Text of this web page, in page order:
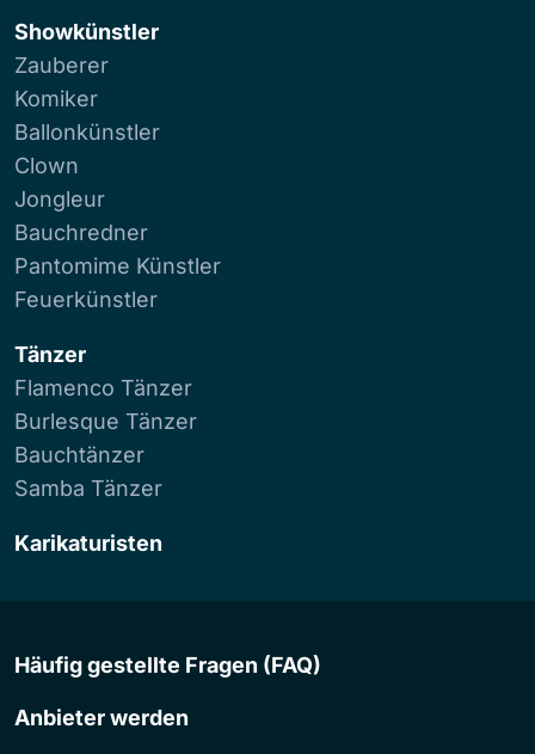
Showkünstler
Zauberer
Komiker
Ballonkünstler
Clown
Jongleur
Bauchredner
Pantomime Künstler
Feuerkünstler
Tänzer
Flamenco Tänzer
Burlesque Tänzer
Bauchtänzer
Samba Tänzer
Karikaturisten
Häufig gestellte Fragen (FAQ)
Anbieter werden